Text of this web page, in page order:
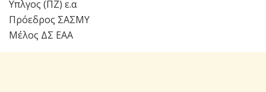
Υπλγος (ΠΖ) ε.α
Πρόεδρος ΣΑΣΜΥ
Μέλος ΔΣ ΕΑΑ